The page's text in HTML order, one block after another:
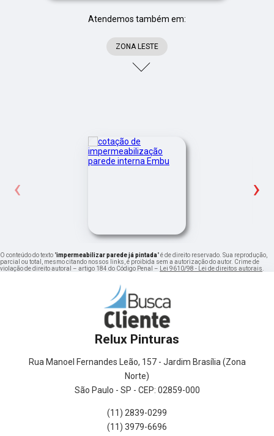
Atendemos também em:
ZONA LESTE
‹ ›
O conteúdo do texto "impermeabilizar parede já pintada" é de direito reservado. Sua reprodução,
parcial ou total, mesmo citando nossos links, é proibida sem a autorização do autor. Crime de
violação de direito autoral – artigo 184 do Código Penal –
Lei 9610/98 - Lei de direitos autorais
Relux Pinturas
Rua Manoel Fernandes Leão, 157 - Jardim Brasília (Zona
Norte)
São Paulo - SP - CEP: 02859-000
(11) 2839-0299
(11) 3979-6696